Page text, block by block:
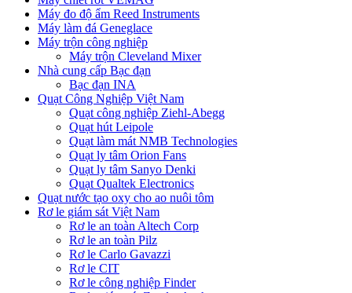
Máy đo độ ẩm Reed Instruments
Máy làm đá Geneglace
Máy trộn công nghiệp
Máy trộn Cleveland Mixer
Nhà cung cấp Bạc đạn
Bạc đạn INA
Quạt Công Nghiệp Việt Nam
Quạt công nghiệp Ziehl-Abegg
Quạt hút Leipole
Quạt làm mát NMB Technologies
Quạt ly tâm Orion Fans
Quạt ly tâm Sanyo Denki
Quạt Qualtek Electronics
Quạt nước tạo oxy cho ao nuôi tôm
Rơ le giám sát Việt Nam
Rơ le an toàn Altech Corp
Rơ le an toàn Pilz
Rơ le Carlo Gavazzi
Rơ le CIT
Rơ le công nghiệp Finder